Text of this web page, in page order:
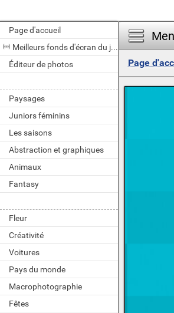
Page d'accueil
Meilleurs fonds d'écran du jour
Éditeur de photos
Paysages
Juniors féminins
Les saisons
Abstraction et graphiques
Animaux
Fantasy
Fleur
Créativité
Voitures
Pays du monde
Macrophotographie
Fêtes
Page